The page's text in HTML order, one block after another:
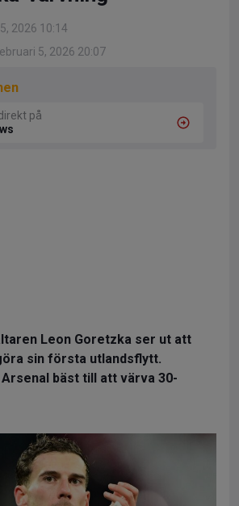
2026 10:14
5, 2026 20:07
på
Leon Goretzka ser ut att
sin första utlandsflytt.
bäst till att värva 30-